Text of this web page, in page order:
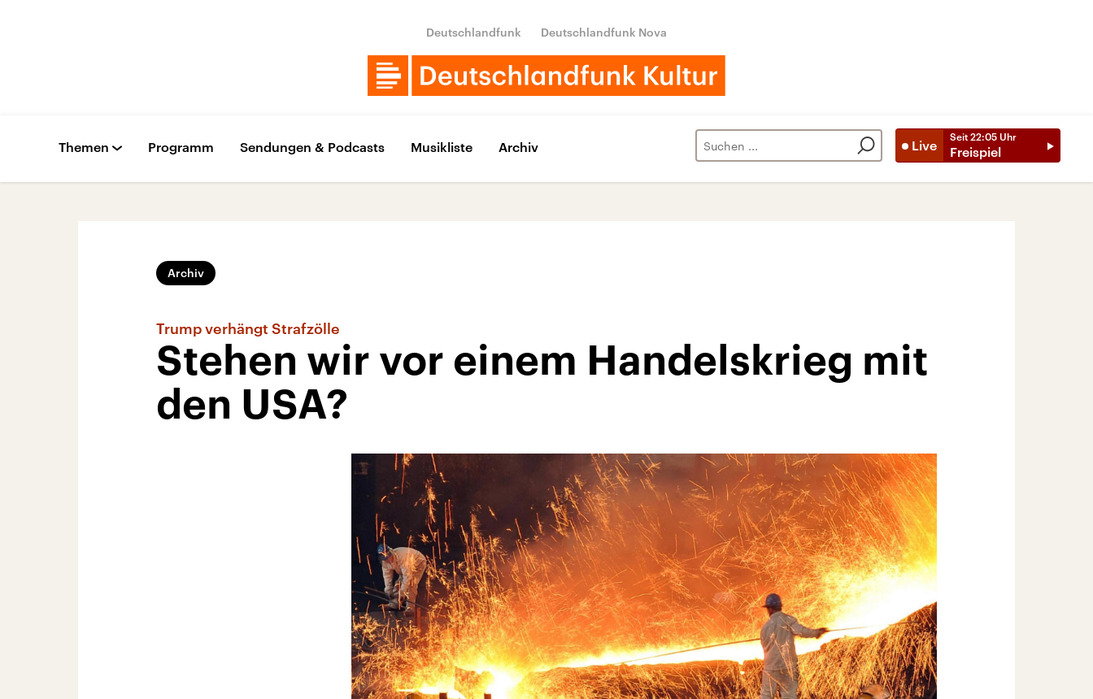
Deutschlandfunk Deutschlandfunk Nova
Live
Seit 22:05 Uhr
Freispiel
Themen Programm Sendungen & Podcasts Musikliste Archiv
Archiv
Trump verhängt Strafzölle
Stehen wir vor einem Handelskrieg mit
den USA?